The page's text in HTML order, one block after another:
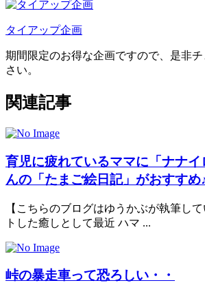
タイアップ企画
期間限定のお得な企画ですので、是非
さい。
関連記事
育児に疲れているママに「ナナイ
んの「たまご絵日記」がおすすめ
【こちらのブログはゆうかぶが執筆し
トした癒しとして最近 ハマ ...
峠の暴走車って恐ろしい・・